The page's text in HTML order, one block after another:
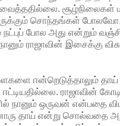
சூழ்நிலைகள்
சொந்தங்கள் போலவோ,
போல அது என்றும்
ராஜாவின் இசைக்கு
ஈன்றெடுத்தாலும் தாய்
ராஜாவின்
நானும் ஒருவன் என்பதை
தாய் என்று சொல்வதை